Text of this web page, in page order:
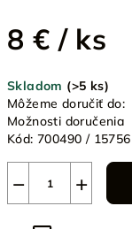
8 € / ks
cena:
Skladom (>5 ks)
Môžeme doručiť do:
Možnosti doručenia
Kód: 700490 / 15756
+
−